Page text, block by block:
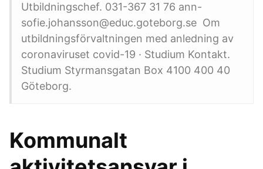
Utbildningschef. 031-367 31 76 ann-
sofie.johansson@educ.goteborg.se Om
utbildningsförvaltningen med anledning av
coronaviruset covid-19 · Studium Kontakt.
Studium Styrmansgatan Box 4100 400 40
Göteborg.
Kommunalt